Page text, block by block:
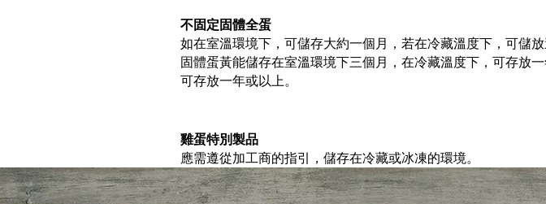
不固定固體全蛋
如在室溫環境下，可儲存大約一個月，若在冷藏溫度下，可儲
固體蛋黃能儲存在室溫環境下三個月，在冷藏溫度下，可存放
可存放一年或以上。
雞蛋特別製品
應需遵從加工商的指引，儲存在冷藏或冰凍的環境。